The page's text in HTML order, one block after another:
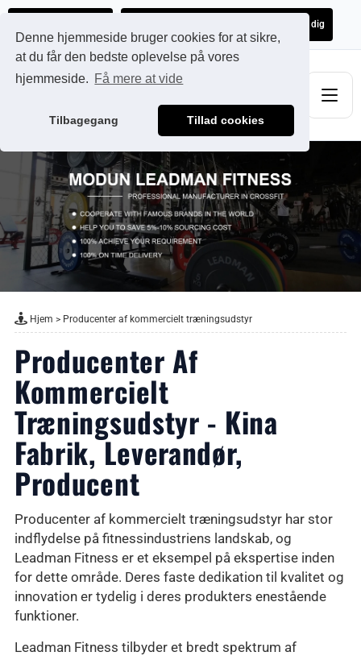
Denne hjemmeside bruger cookies for at sikre,
at du får den bedste oplevelse på vores
hjemmeside. Få mere at vide
Tilbagegang Tillad cookies
Få et uforpligtende tilbud skræddersyet til dig
Hjem > Producenter af kommercielt træningsudstyr
Producenter Af
Kommercielt
Træningsudstyr - Kina
Fabrik, Leverandør,
Producent
Producenter af kommercielt træningsudstyr har stor
indflydelse på fitnessindustriens landskab, og
Leadman Fitness er et eksempel på ekspertise inden
for dette område. Deres faste dedikation til kvalitet og
innovation er tydelig i deres produkters enestående
funktioner.
Leadman Fitness tilbyder et bredt spektrum af